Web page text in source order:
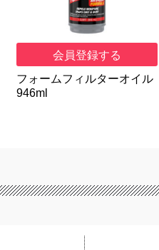
会員登録する
フォームフィルターオイル
946ml